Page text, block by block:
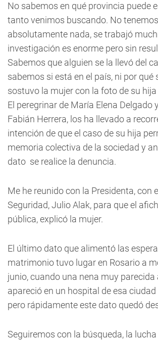
No sabemos en qué provincia puede
tanto venimos buscando. No tenemos
absolutamente nada, se trabajó
investigación es enorme pero sin
Sabemos que alguien se la llevó del
sabemos si está en el país, ni por qué
sostuvo la mujer con la foto de su
El peregrinar de María Elena Delgado
Fabián Herrera, los ha llevado a
intención de que el caso de su hija
memoria colectiva de la sociedad y
dato se realice la denuncia.
Me he reunido con la Presidenta, con
Seguridad, Julio Alak, para que el
pública, explicó la mujer.
El último dato que alimentó las
matrimonio tuvo lugar en Rosario a
junio, cuando una nena muy parecida
apareció en un hospital de esa
pero rápidamente este dato quedó
Seguiremos con la búsqueda, la